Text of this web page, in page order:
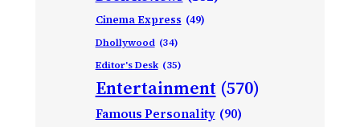
Cinema Express (49)
Dhollywood (34)
Editor's Desk (35)
Entertainment (570)
Famous Personality (90)